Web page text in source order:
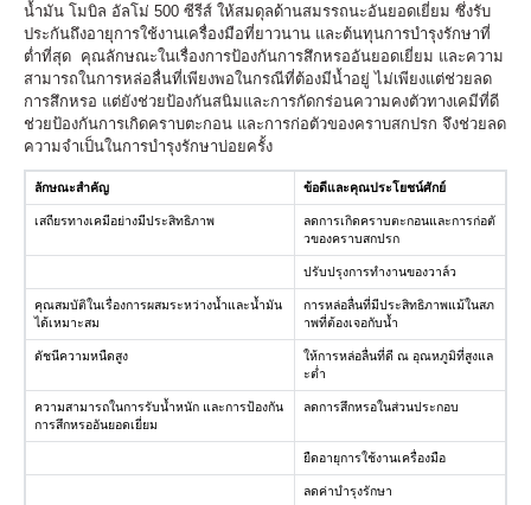
น้ำมัน โมบิล อัลโม่ 500 ซีรีส์ ให้สมดุลด้านสมรรถนะอันยอดเยี่ยม ซึ่งรับ
ประกันถึงอายุการใช้งานเครื่องมือที่ยาวนาน และต้นทุนการบำรุงรักษาที่
ต่ำที่สุด คุณลักษณะในเรื่องการป้องกันการสึกหรออันยอดเยี่ยม และความ
สามารถในการหล่อลื่นที่เพียงพอในกรณีที่ต้องมีน้ำอยู่ ไม่เพียงแต่ช่วยลด
การสึกหรอ แต่ยังช่วยป้องกันสนิมและการกัดกร่อนความคงตัวทางเคมีที่ดี
ช่วยป้องกันการเกิดคราบตะกอน และการก่อตัวของคราบสกปรก จึงช่วยลด
ความจำเป็นในการบำรุงรักษาบ่อยครั้ง
ลักษณะสำคัญ ข้อดีและคุณประโยชน์ศักย์
เสถียรทางเคมีอย่างมีประสิทธิภาพ
ลดการเกิดคราบตะกอนและการก่อตั
วของคราบสกปรก
ปรับปรุงการทำงานของวาล์ว
คุณสมบัติในเรื่องการผสมระหว่างน้ำและน้ำมัน
ได้เหมาะสม
การหล่อลื่นที่มีประสิทธิภาพแม้ในสภ
าพที่ต้องเจอกับน้ำ
ดัชนีความหนืดสูง
ให้การหล่อลื่นที่ดี ณ อุณหภูมิที่สูงแล
ะต่ำ
ความสามารถในการรับน้ำหนัก และการป้องกัน
การสึกหรออันยอดเยี่ยม
ลดการสึกหรอในส่วนประกอบ
ยืดอายุการใช้งานเครื่องมือ
ลดค่าบำรุงรักษา